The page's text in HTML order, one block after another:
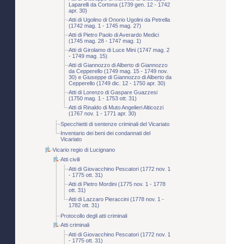
Laparelli da Cortona (1739 gen. 12 - 1742
apr. 30)
Atti di Ugolino di Onorio Ugolini da Petrella
(1742 mag. 1 - 1745 mag. 27)
Atti di Pietro Paolo di Averardo Medici
(1745 mag. 28 - 1747 mag. 1)
Atti di Girolamo di Luce Mini (1747 mag. 2
- 1749 mag. 15)
Atti di Giannozzo di Alberto di Giannozzo
da Cepperello (1749 mag. 15 - 1749 nov.
30) e Giuseppe di Giannozzo di Alberto da
Cepperello (1749 dic. 12 - 1750 apr. 30)
Atti di Lorenzo di Gaspare Guazzesi
(1750 mag. 1 - 1753 ott. 31)
Atti di Rinaldo di Muto Angelieri Alticozzi
(1767 nov. 1 - 1771 apr. 30)
Specchietti di sentenze criminali del Vicariato
Inventario dei beni dei condannati del
Vicariato
Vicario regio di Lucignano
Atti civili
Atti di Giovacchino Pescatori (1772 nov. 1
- 1775 ott. 31)
Atti di Pietro Mordini (1775 nov. 1 - 1778
ott. 31)
Atti di Lazzaro Pieraccini (1778 nov. 1 -
1782 ott. 31)
Protocollo degli atti criminali
Atti criminali
Atti di Giovacchino Pescatori (1772 nov. 1
- 1775 ott. 31)